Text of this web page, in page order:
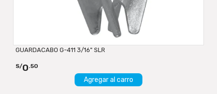
GUARDACABO G-411 3/16" SLR
S/0.50
Agregar al carro